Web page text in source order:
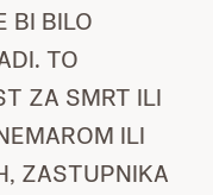
BI BILO
TO
ZA SMRT ILI
ILI
ZASTUPNIKA